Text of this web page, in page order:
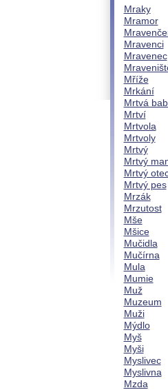
Mraky
Mramor
Mravenci
Mravenec
Mříže
Mrkání
Mrtvá
Mrtví
Mrtvola
Mrtvoly
Mrtvý
Mrtvý
Mrtvý
Mrtvý pes
Mrzák
Mrzutost
Mše
Mšice
Mučidla
Mučírna
Mula
Mumie
Muž
Muzeum
Muži
Mýdlo
Myš
Myši
Myslivec
Myslivna
Mzda